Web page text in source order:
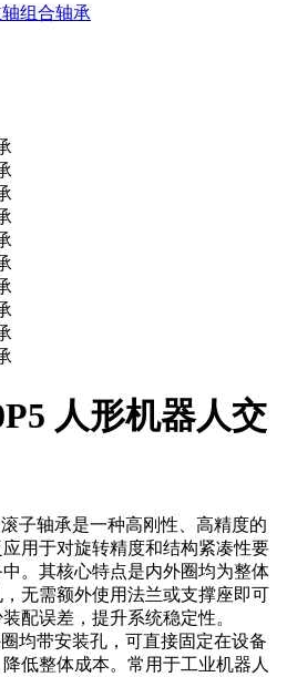
组合轴承
人形机器人交
子轴承是一种高刚性、高精度的
用于对旋转精度和结构紧凑性要
。其核心特点是内外圈均为整体
无需额外使用法兰或支撑座即可
配误差，提升系统稳定性。
均带安装孔，可直接固定在设备
降低整体成本。常用于工业机器人